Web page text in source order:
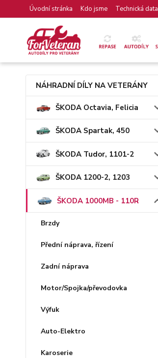
Úvodní stránka Kdo jsme Technická data
NÁHRADNÍ DÍLY NA VETERÁNY
ŠKODA Octavia, Felicia
ŠKODA Spartak, 450
ŠKODA Tudor, 1101-2
ŠKODA 1200-2, 1203
ŠKODA 1000MB - 110R
Brzdy
Přední náprava, řízení
Zadní náprava
Motor/Spojka/převodovka
Výfuk
Auto-Elektro
Karoserie